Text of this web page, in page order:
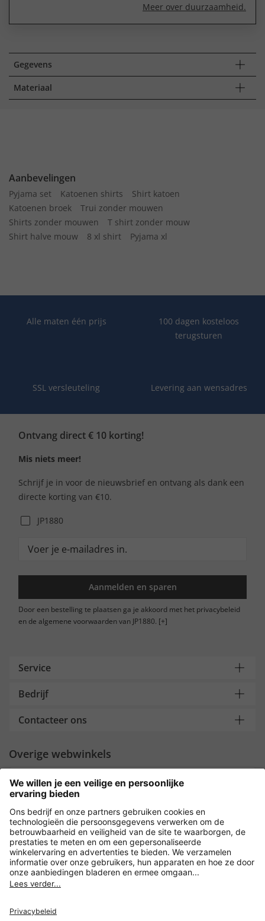
Meer over duurzaamheid.
Gegevens
Materiaal
Aanbevelingen
Pyjama set Katoenen shirts
Shirt katoen
Katoenen broek
Trui zonder mouwen
Shirts zonder mouwen
T shirt zonder mouw
Shirt halve mouw
8 xl shirt Pyjama xl
Alle maten één prijs
100 dagen kosteloos
terugsturen
SSL versleuteling Levering aan wensadres
Ontvang direct € 10 korting!
Mis niets meer!
Schrijf je in voor de nieuwsbrief en ontvang als dank een
directe korting van €10.
JP1880
Aanmelden en sparen
Door een bestelling te plaatsen ga je akkoord met het privacybeleid
en de algemene voorwaarden van JP1880. [+]
Service
Bedrijf
Contacteer ons
Overige webwinkels
Nederland
Payment and Delivery
Versleuteling met